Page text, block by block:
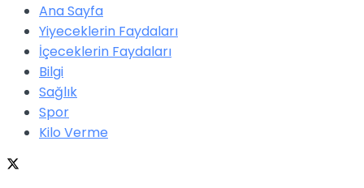
Ana Sayfa
Yiyeceklerin Faydaları
İçeceklerin Faydaları
Bilgi
Sağlık
Spor
Kilo Verme